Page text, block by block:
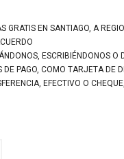
GRATIS EN SANTIAGO, A
ESCRIBIÉNDONOS O
DE PAGO, COMO TARJETA DE
EFECTIVO O